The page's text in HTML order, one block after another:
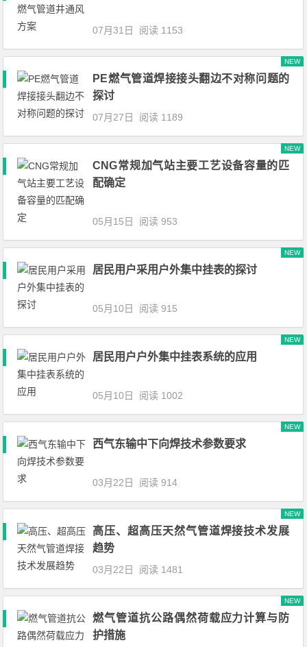
07月31日 阅读 1153
PE燃气管道焊接接头翻边不对称问题的
探讨
NEW
07月27日 阅读 1189
CNG常规加气站主要工艺设备容量的匹
配确定
NEW
05月15日 阅读 953
居民用户采用户外集中挂表的探讨
NEW
05月10日 阅读 915
居民用户户外集中挂表系统的应用
NEW
05月10日 阅读 1002
西气东输中下向焊技术参数要求
NEW
03月22日 阅读 914
高压、超高压天然气管道焊接技术发展
趋势
NEW
03月22日 阅读 1481
燃气管道抗公路偶然荷载应力计算与防
护措施
NEW